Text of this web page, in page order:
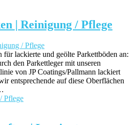
| Reinigung / Pflege
für lackierte und geölte Parkettböden an:
den Parkettleger mit unseren
von JP Coatings/Pallmann lackiert
entsprechende auf diese Oberflächen
Pflege